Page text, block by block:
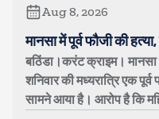
Aug 8, 2026
मानसा में पूर्व फौजी की
बठिंडा।करंट क्राइम।
शनिवार की मध्यरात्रि एक
सामने आया है। आरोप है कि